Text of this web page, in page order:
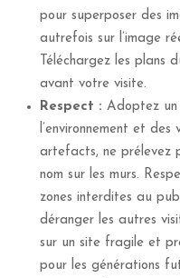
pour superposer des
autrefois sur l’image
Téléchargez les plans
avant votre visite.
Respect : Adoptez un
l’environnement et
artefacts, ne prélevez
nom sur les murs.
zones interdites au
déranger les autres
sur un site fragile et
pour les générations